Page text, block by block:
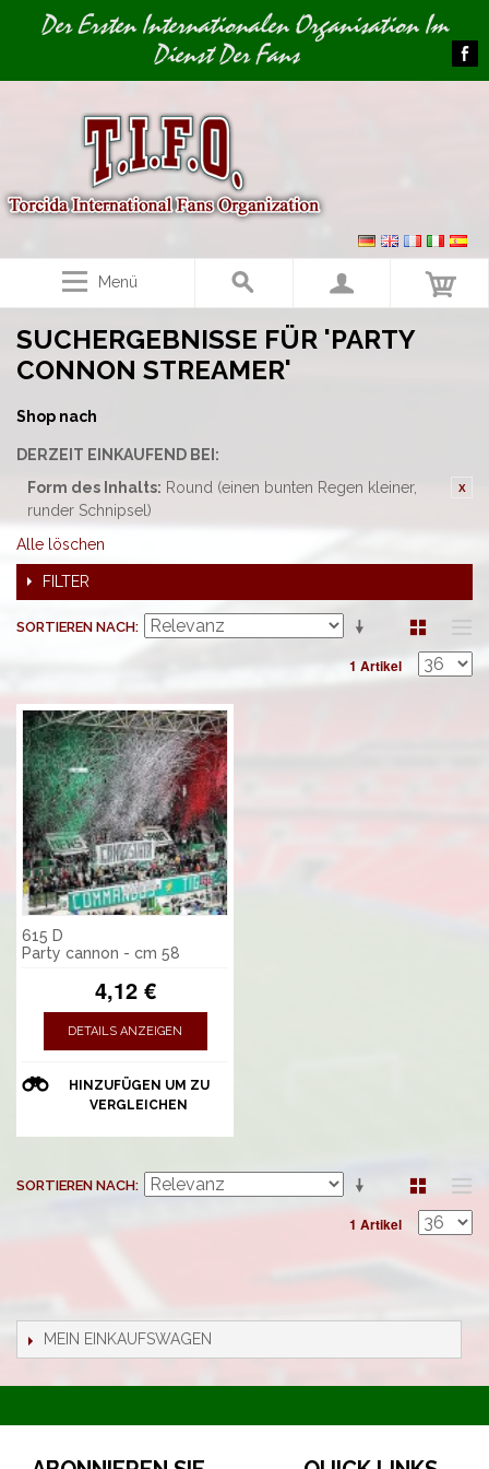
Image 01Der Ersten Internationalen Organisation Im
Dienst Der Fans
Menü
SUCHERGEBNISSE FÜR 'PARTY
CONNON STREAMER'
Shop nach
DERZEIT EINKAUFEND BEI:
Form des Inhalts: Round (einen bunten Regen kleiner,
runder Schnipsel)
Alle löschen
FILTER
SORTIEREN NACH
1 Artikel
615 D
Party cannon - cm 58
4,12 €
DETAILS ANZEIGEN
HINZUFÜGEN UM ZU
VERGLEICHEN
SORTIEREN NACH
1 Artikel
MEIN EINKAUFSWAGEN